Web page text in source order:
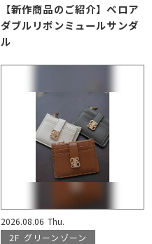
【新作商品のご紹介】ベロア
ダブルリボンミュールサンダ
ル
2026.08.06 Thu.
2F グリーンゾーン